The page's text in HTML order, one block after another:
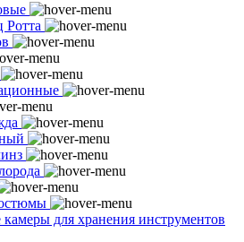
Ротта
для хранения инструментов